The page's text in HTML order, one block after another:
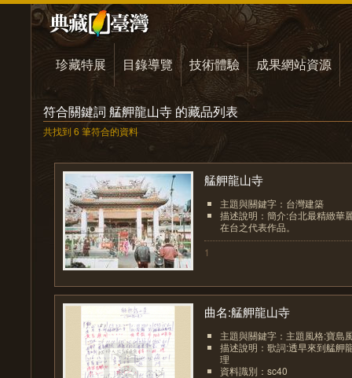
珍藏特展 目錄導覽 技術體驗 成果網站資源
符合關鍵詞 艋舺龍山寺 的藏品列表
共找到 6 筆符合的資料
艋舺龍山寺
主題與關鍵字：台灣建築
描述說明：簡介:台北最精緻華
在台之代表作品。
1
曲名:艋舺龍山寺
主題與關鍵字：主題風格:寶島
描述說明：歌詞:透早來到艋
理
資料識別：sc40